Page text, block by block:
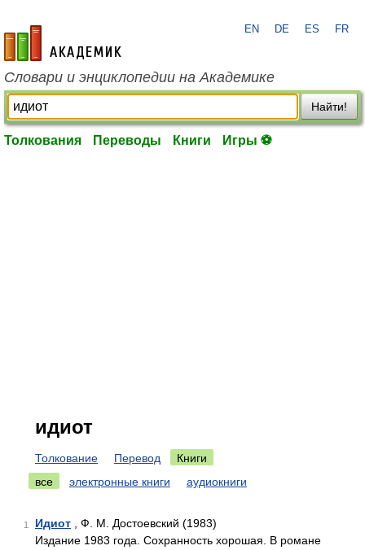
academic.ru
EN DE ES FR
Словари и энциклопедии на Академике
Найти!
Толкования Переводы Книги Игры ⚽
идиот
Толкование Перевод
Книги
все
электронные книги аудиокниги
1 Идиот , Ф. М. Достоевский (1983)
Издание 1983 года. Сохранность хорошая. В романе